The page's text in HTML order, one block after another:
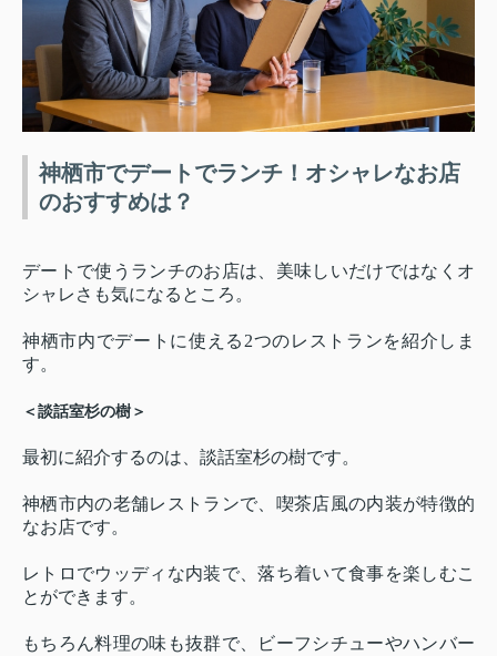
神栖市でデートでランチ！オシャレなお店
のおすすめは？
デートで使うランチのお店は、美味しいだけではなくオ
シャレさも気になるところ。
神栖市内でデートに使える2つのレストランを紹介しま
す。
＜談話室杉の樹＞
最初に紹介するのは、談話室杉の樹です。
神栖市内の老舗レストランで、喫茶店風の内装が特徴的
なお店です。
レトロでウッディな内装で、落ち着いて食事を楽しむこ
とができます。
もちろん料理の味も抜群で、ビーフシチューやハンバー